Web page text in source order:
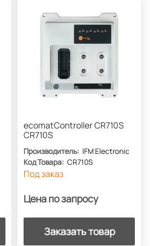
ecomatController CR710S
CR710S
Производитель: IFM Electronic
Код Товара: CR710S
Под заказ
Цена по запросу
Заказать товар